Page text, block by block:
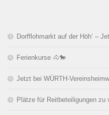
Dorfflohmarkt auf der Höh‘ –
Ferienkurse 🐴🐎
Jetzt bei WÜRTH-
Plätze für Reitbeteiligungen zu